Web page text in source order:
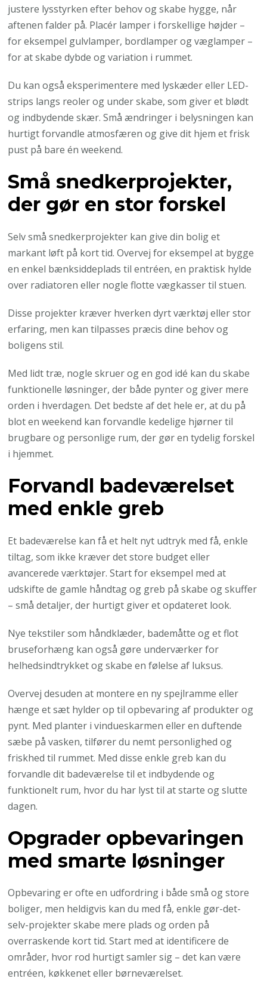
justere lysstyrken efter behov og skabe hygge, når
aftenen falder på. Placér lamper i forskellige højder –
for eksempel gulvlamper, bordlamper og væglamper –
for at skabe dybde og variation i rummet.
Du kan også eksperimentere med lyskæder eller LED-
strips langs reoler og under skabe, som giver et blødt
og indbydende skær. Små ændringer i belysningen kan
hurtigt forvandle atmosfæren og give dit hjem et frisk
pust på bare én weekend.
Små snedkerprojekter,
der gør en stor forskel
Selv små snedkerprojekter kan give din bolig et
markant løft på kort tid. Overvej for eksempel at bygge
en enkel bænksiddeplads til entréen, en praktisk hylde
over radiatoren eller nogle flotte vægkasser til stuen.
Disse projekter kræver hverken dyrt værktøj eller stor
erfaring, men kan tilpasses præcis dine behov og
boligens stil.
Med lidt træ, nogle skruer og en god idé kan du skabe
funktionelle løsninger, der både pynter og giver mere
orden i hverdagen. Det bedste af det hele er, at du på
blot en weekend kan forvandle kedelige hjørner til
brugbare og personlige rum, der gør en tydelig forskel
i hjemmet.
Forvandl badeværelset
med enkle greb
Et badeværelse kan få et helt nyt udtryk med få, enkle
tiltag, som ikke kræver det store budget eller
avancerede værktøjer. Start for eksempel med at
udskifte de gamle håndtag og greb på skabe og skuffer
– små detaljer, der hurtigt giver et opdateret look.
Nye tekstiler som håndklæder, bademåtte og et flot
bruseforhæng kan også gøre underværker for
helhedsindtrykket og skabe en følelse af luksus.
Overvej desuden at montere en ny spejlramme eller
hænge et sæt hylder op til opbevaring af produkter og
pynt. Med planter i vindueskarmen eller en duftende
sæbe på vasken, tilfører du nemt personlighed og
friskhed til rummet. Med disse enkle greb kan du
forvandle dit badeværelse til et indbydende og
funktionelt rum, hvor du har lyst til at starte og slutte
dagen.
Opgrader opbevaringen
med smarte løsninger
Opbevaring er ofte en udfordring i både små og store
boliger, men heldigvis kan du med få, enkle gør-det-
selv-projekter skabe mere plads og orden på
overraskende kort tid. Start med at identificere de
områder, hvor rod hurtigt samler sig – det kan være
entréen, køkkenet eller børneværelset.